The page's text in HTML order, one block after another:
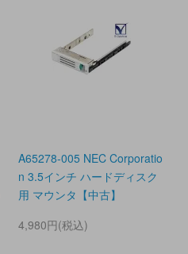
A65278-005 NEC Corporatio
n 3.5インチ ハードディスク
用 マウンタ【中古】
4,980円(税込)